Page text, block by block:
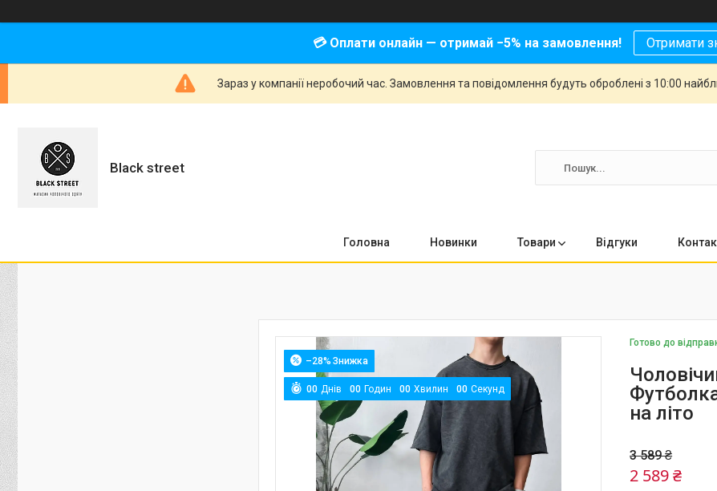
💳 Оплати онлайн — отримай −5% на замовлення! Отримати
Зараз у компанії неробочий час. Замовлення та повідомлення будуть оброблені з 10:00
Black street
Головна Новинки Товари Відгуки
–28%
00 Днів 00 Годин 00 Хвилин 00 Секунд
Готово до
на літо
3 589 ₴
2 589 ₴